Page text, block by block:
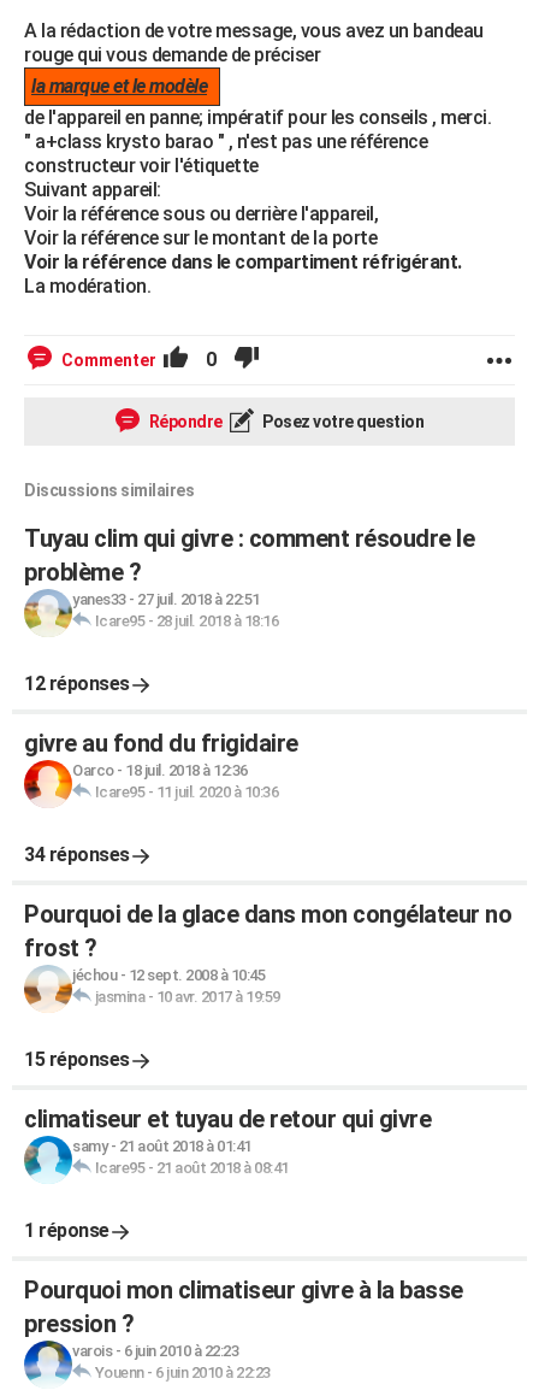
Bricolage
Lifestyle
Culture
Sport
Auto
Television
Voyage
Cinema
A la rédaction de votre message, vous avez un bandeau
rouge qui vous demande de préciser
la marque et le modèle
de l'appareil en panne; impératif pour les conseils , merci.
" a+class krysto barao " , n'est pas une référence
constructeur voir l'étiquette
Suivant appareil:
Voir la référence sous ou derrière l'appareil,
Voir la référence sur le montant de la porte
Voir la référence dans le compartiment réfrigérant.
La modération.
Commenter 0
Répondre Posez votre question
Discussions similaires
Tuyau clim qui givre : comment résoudre le
problème ?
yanes33- 27 juil. 2018 à 22:51
Icare95- 28 juil. 2018 à 18:16
12 réponses
givre au fond du frigidaire
Oarco- 18 juil. 2018 à 12:36
Icare95- 11 juil. 2020 à 10:36
34 réponses
Pourquoi de la glace dans mon congélateur no
frost ?
jéchou- 12 sept. 2008 à 10:45
jasmina- 10 avr. 2017 à 19:59
15 réponses
climatiseur et tuyau de retour qui givre
samy- 21 août 2018 à 01:41
Icare95- 21 août 2018 à 08:41
1 réponse
Pourquoi mon climatiseur givre à la basse
pression ?
varois- 6 juin 2010 à 22:23
Youenn- 6 juin 2010 à 22:23